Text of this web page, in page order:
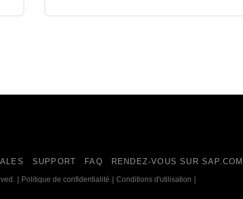
SUPPORT FAQ RENDEZ-VOUS SUR SAP.COM
| Politique de confidentialité | Conditions d'utilisation |